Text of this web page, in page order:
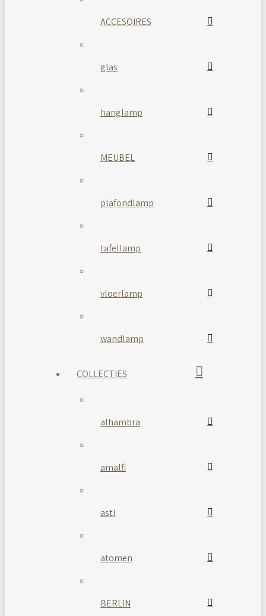
ACCESOIRES
glas
hanglamp
MEUBEL
plafondlamp
tafellamp
vloerlamp
wandlamp
COLLECTIES
alhambra
amalfi
asti
atomen
BERLIN